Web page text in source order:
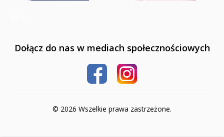
Dołącz do nas w mediach społecznościowych
© 2026 Wszelkie prawa zastrzeżone.